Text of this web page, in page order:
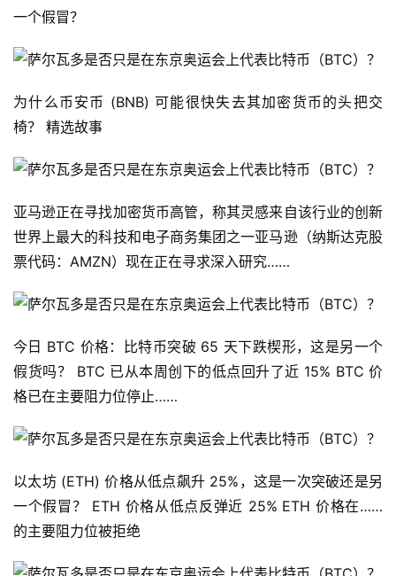
仰
h
r
9
指
数
常
工
具
推
荐
一个假冒？
为什么币安币 (BNB) 可能很快失去其加密货币的头把交
椅？ 精选故事
亚马逊正在寻找加密货币高管，称其灵感来自该行业的创新
世界上最大的科技和电子商务集团之一亚马逊（纳斯达克股
票代码：AMZN）现在正在寻求深入研究……
今日 BTC 价格：比特币突破 65 天下跌楔形，这是另一个
假货吗？ BTC 已从本周创下的低点回升了近 15% BTC 价
格已在主要阻力位停止……
以太坊 (ETH) 价格从低点飙升 25%，这是一次突破还是另
一个假冒？ ETH 价格从低点反弹近 25% ETH 价格在……
的主要阻力位被拒绝